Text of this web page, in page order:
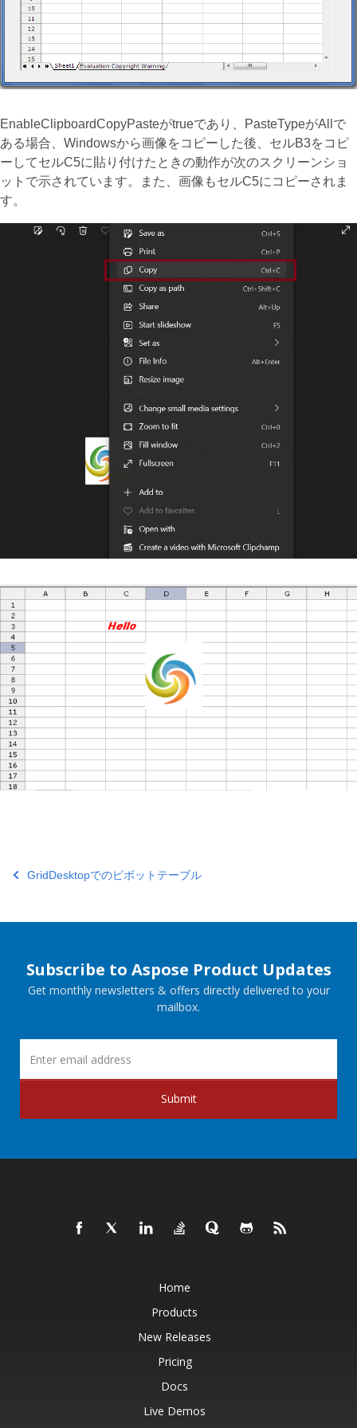
EnableClipboardCopyPasteがtrueであり、PasteTypeがAllで
ある場合、Windowsから画像をコピーした後、セルB3をコピ
ーしてセルC5に貼り付けたときの動作が次のスクリーンショ
ットで示されています。また、画像もセルC5にコピーされま
す。
GridDesktopでのピボットテーブル
Subscribe to Aspose Product Updates
Get monthly newsletters & offers directly delivered to your
mailbox.
Submit
Home
Products
New Releases
Pricing
Docs
Live Demos